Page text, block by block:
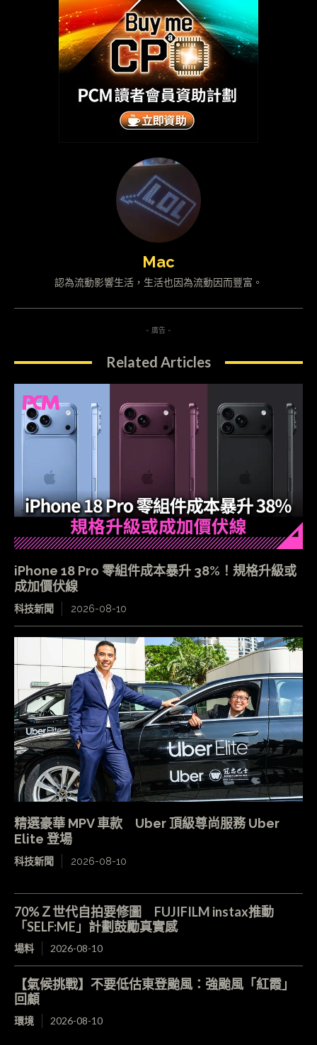
Mac
認為流動影響生活，生活也因為流動因而豐富。
- 廣告 -
Related Articles
iPhone 18 Pro 零組件成本暴升 38%！規格升級或
成加價伏線
科技新聞 2026-08-10
精選豪華 MPV 車款 Uber 頂級尊尚服務 Uber
Elite 登場
科技新聞 2026-08-10
70%Ｚ世代自拍要修圖 FUJIFILM instax推動
「SELF:ME」計劃鼓勵真實感
場料 2026-08-10
【氣候挑戰】不要低估東登颱風：強颱風「紅霞」
回顧
環境 2026-08-10